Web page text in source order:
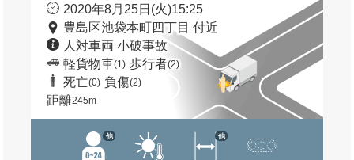
2020年8月25日(火)15:25
豊島区池袋本町四丁目 付近
人対車両 小破事故
軽貨物車(1) 歩行者(2)
死亡(0) 負傷(2)
距離245m
他 他